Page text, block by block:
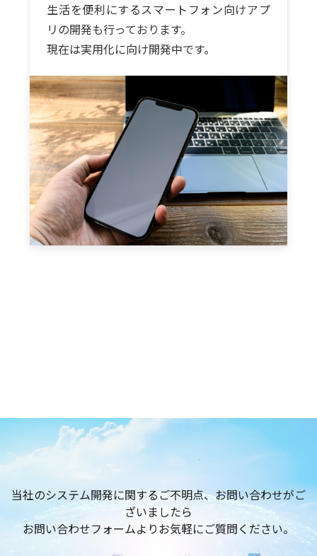
生活を便利にするスマートフォン向けアプ
リの開発も行っております。
現在は実用化に向け開発中です。
当社のシステム開発に関するご不明点、お問い合わせがご
ざいましたら
お問い合わせフォームよりお気軽にご質問ください。